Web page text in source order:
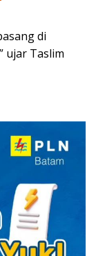
di
ujar Taslim